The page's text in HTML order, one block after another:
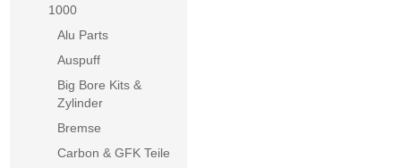
1000
Alu Parts
Auspuff
Big Bore Kits &
Zylinder
Bremse
Carbon & GFK Teile